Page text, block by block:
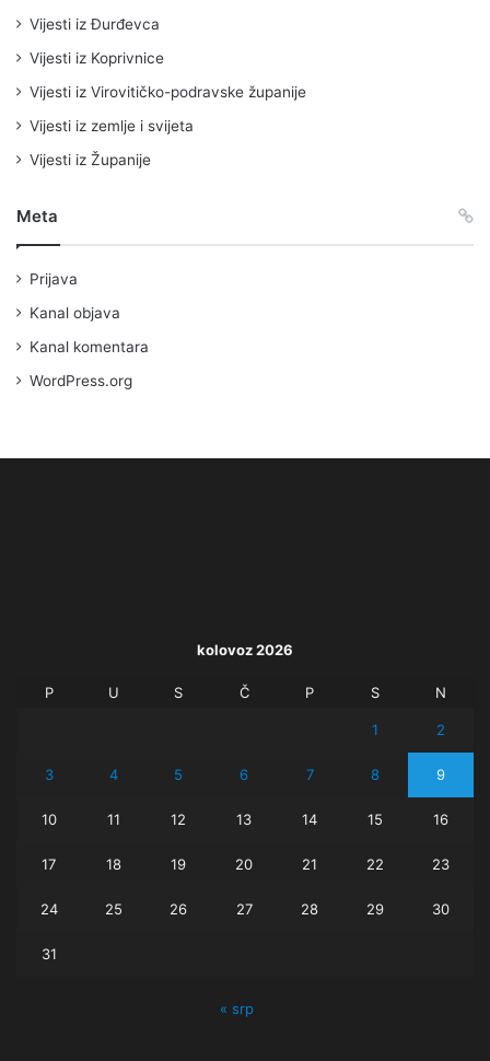
Vijesti iz Đurđevca
Vijesti iz Koprivnice
Vijesti iz Virovitičko-podravske županije
Vijesti iz zemlje i svijeta
Vijesti iz Županije
Meta
Prijava
Kanal objava
Kanal komentara
WordPress.org
kolovoz 2026
P U S Č P S N
1 2
3 4 5 6 7 8 9
10 11 12 13 14 15 16
17 18 19 20 21 22 23
24 25 26 27 28 29 30
31
« srp